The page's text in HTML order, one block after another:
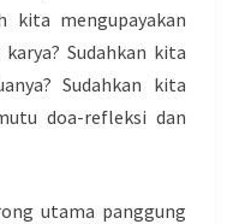
kita mengupayakan
Sudahkan kita
Sudahkan kita
doa-refleksi dan
utama panggung